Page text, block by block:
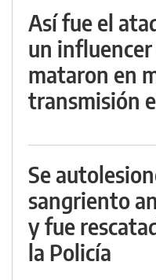
Así fue el
un
mataron en
transmisión
Se
sangriento
y fue
la Policía